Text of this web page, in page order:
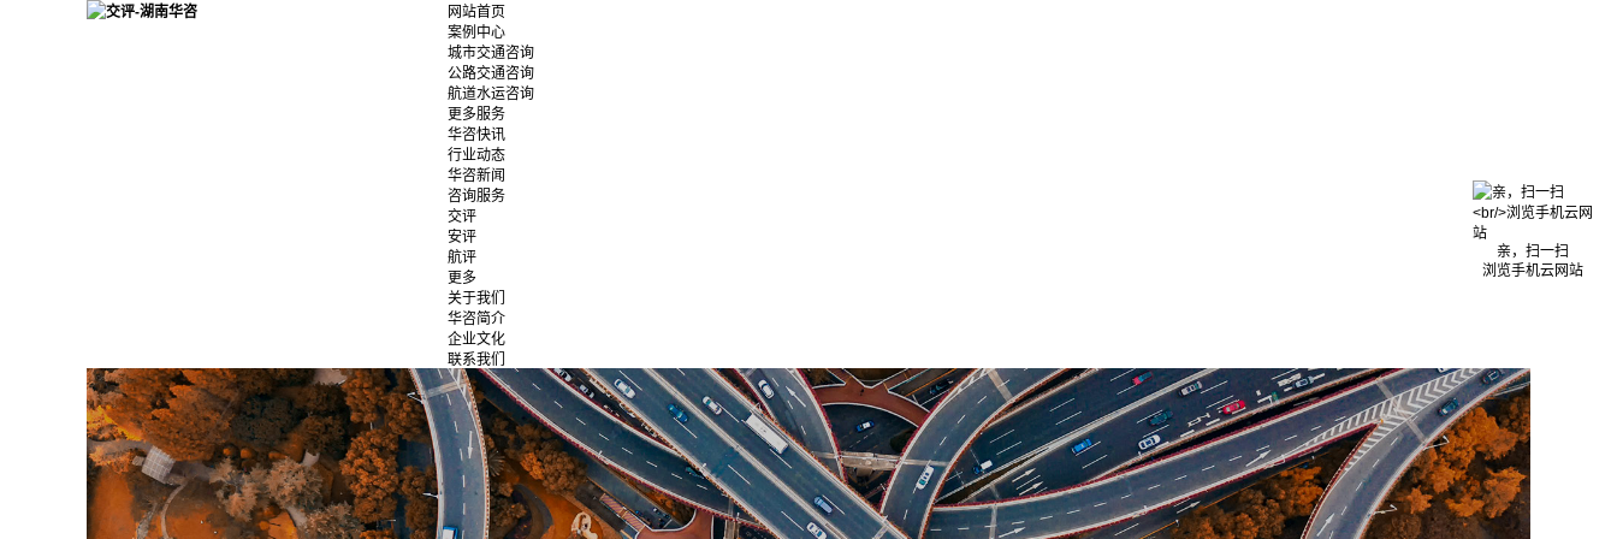
网站首页
案例中心
城市交通咨询
公路交通咨询
航道水运咨询
更多服务
华咨快讯
行业动态
华咨新闻
咨询服务
交评
安评
航评
更多
关于我们
华咨简介
企业文化
联系我们
亲，扫一扫
浏览手机云网站